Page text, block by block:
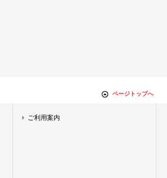
ページトップへ
ご利用案内